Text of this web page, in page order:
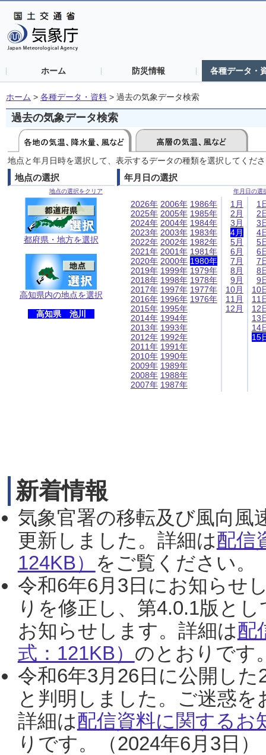
ホーム 防災情報 各種データ・
ホーム > 各種データ・資料 > 過去の気象データ検索
過去の気象データ検索
地点と年月日時を選択して、表示するデータの種類を選択してくだ
地点の選択
地点の選択をクリア
都府県・地方を選択
高知県内の地点を選択
高知県 池川
年月日の選択
年月日の選
2026年
2025年
2024年
2023年
2022年
2021年
2020年
2019年
2018年
2017年
2016年
2015年
2014年
2013年
2012年
2011年
2010年
2009年
2008年
2007年
2006年
2005年
2004年
2003年
2002年
2001年
2000年
1999年
1998年
1997年
1996年
1995年
1994年
1993年
1992年
1991年
1990年
1989年
1988年
1987年
1986年
1985年
1984年
1983年
1982年
1981年
1980年
1979年
1978年
1977年
1976年
1月
2月
3月
4月
5月
6月
7月
8月
9月
10月
11月
12月
1
2
3
4
5
6
7
8
9
10
11
12
13
14
15
新着情報
気象官署の移転及び風向風
更新しました。詳細は配信
124KB） をご覧ください。
令和6年6月3日にお知らせ
りを修正し、第4.0.1版と
お知らせします。詳細は配
式：121KB） のとおりです
令和6年3月26日に公開し
と判明しました。ご迷惑
詳細は配信資料に関するお
りです。（2024年6月3日）